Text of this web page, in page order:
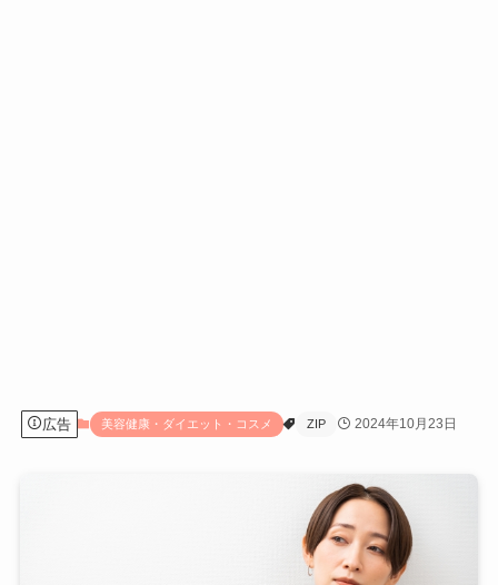
広告 美容健康・ダイエット・コスメ ZIP 2024年10月23日